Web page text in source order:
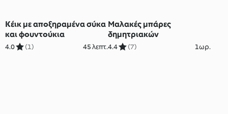
Κέικ με αποξηραμένα σύκα
και φουντούκια
4.0 (1) 45 λεπτ.
Μαλακές μπάρες
δημητριακών
4.4 (7) 1ωρ.